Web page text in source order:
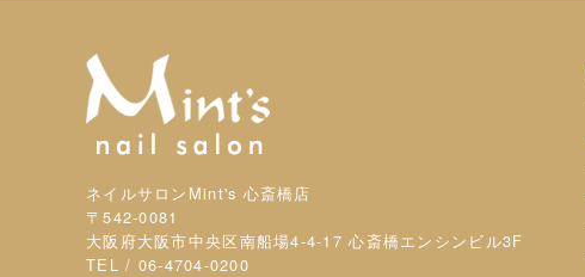
ネイルサロンMint's 心斎橋店
〒542-0081
大阪府大阪市中央区南船場4-4-17 心斎橋エンシンビル3F
TEL / 06-4704-0200